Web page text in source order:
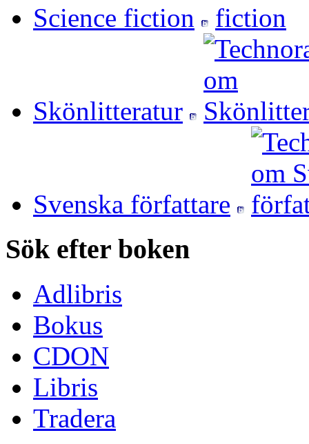
Science fiction
Skönlitteratur
Svenska författare
Sök efter boken
Adlibris
Bokus
CDON
Libris
Tradera